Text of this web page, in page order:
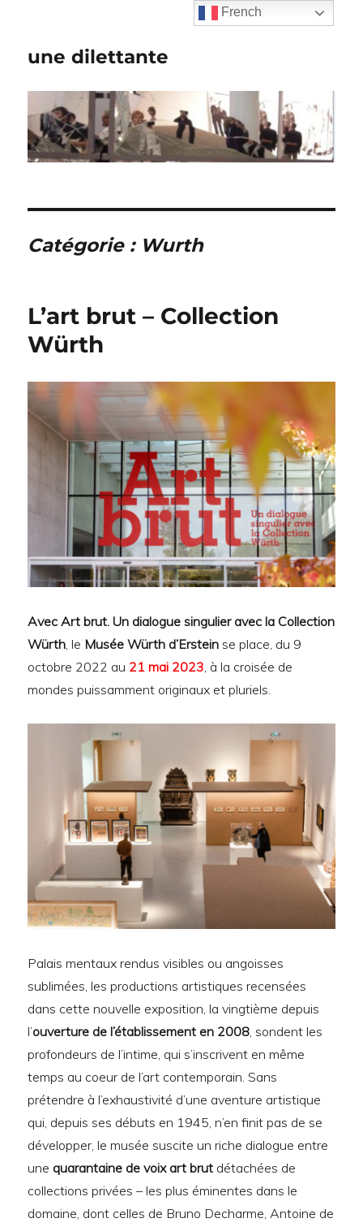
une dilettante
Catégorie : Wurth
L’art brut – Collection
Würth
Avec Art brut. Un dialogue singulier avec la Collection
Würth, le Musée Würth d’Erstein se place, du 9
octobre 2022 au 21 mai 2023, à la croisée de
mondes puissamment originaux et pluriels.
Palais mentaux rendus visibles ou angoisses
sublimées, les productions artistiques recensées
dans cette nouvelle exposition, la vingtième depuis
l’ouverture de l’établissement en 2008, sondent les
profondeurs de l’intime, qui s’inscrivent en même
temps au coeur de l’art contemporain. Sans
prétendre à l’exhaustivité d’une aventure artistique
qui, depuis ses débuts en 1945, n’en finit pas de se
développer, le musée suscite un riche dialogue entre
une quarantaine de voix art brut détachées de
collections privées – les plus éminentes dans le
domaine, dont celles de Bruno Decharme, Antoine de
French